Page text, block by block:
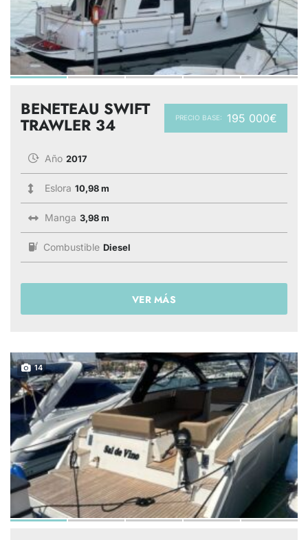
PRECIO BASE: 195 000€
BENETEAU SWIFT
TRAWLER 34
Año 2017
Eslora 10,98 m
Manga 3,98 m
Combustible Diesel
VER MÁS
14